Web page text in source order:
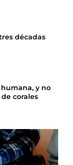
décadas
y no
corales